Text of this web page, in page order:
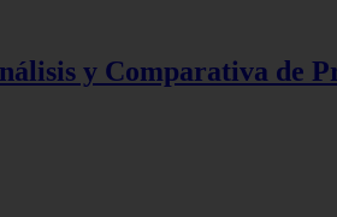
y Comparativa de